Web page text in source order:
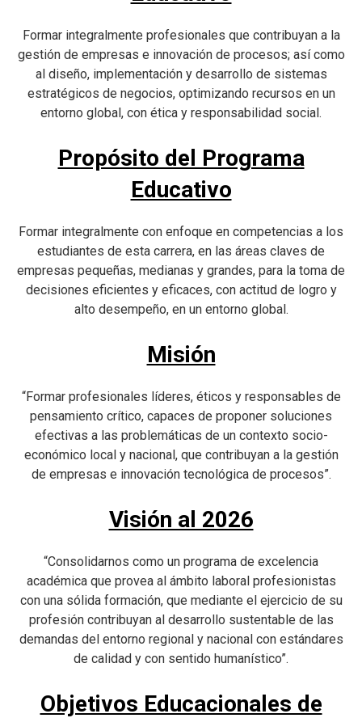
Formar integralmente profesionales que contribuyan a la
gestión de empresas e innovación de procesos; así como
al diseño, implementación y desarrollo de sistemas
estratégicos de negocios, optimizando recursos en un
entorno global, con ética y responsabilidad social.
Propósito del Programa
Educativo
Formar integralmente con enfoque en competencias a los
estudiantes de esta carrera, en las áreas claves de
empresas pequeñas, medianas y grandes, para la toma de
decisiones eficientes y eficaces, con actitud de logro y
alto desempeño, en un entorno global.
Misión
“Formar profesionales líderes, éticos y responsables de
pensamiento crítico, capaces de proponer soluciones
efectivas a las problemáticas de un contexto socio-
económico local y nacional, que contribuyan a la gestión
de empresas e innovación tecnológica de procesos”.
Visión al 2026
“Consolidarnos como un programa de excelencia
académica que provea al ámbito laboral profesionistas
con una sólida formación, que mediante el ejercicio de su
profesión contribuyan al desarrollo sustentable de las
demandas del entorno regional y nacional con estándares
de calidad y con sentido humanístico”.
Objetivos Educacionales de